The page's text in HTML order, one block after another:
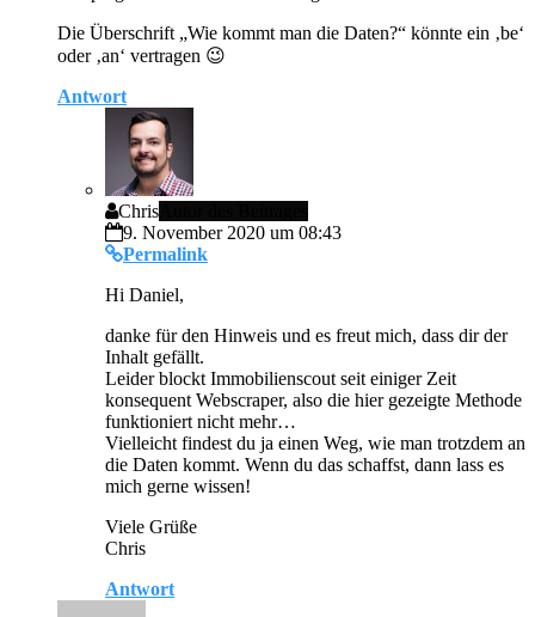
Die Überschrift „Wie kommt man die Daten?“ könnte ein ‚be‘
oder ‚an‘ vertragen 😉
Antwort
Chris
9. November 2020 um 08:43
Permalink
Hi Daniel,
danke für den Hinweis und es freut mich, dass dir der
Inhalt gefällt.
Leider blockt Immobilienscout seit einiger Zeit
konsequent Webscraper, also die hier gezeigte Methode
funktioniert nicht mehr…
Vielleicht findest du ja einen Weg, wie man trotzdem an
die Daten kommt. Wenn du das schaffst, dann lass es
mich gerne wissen!
Viele Grüße
Chris
Antwort